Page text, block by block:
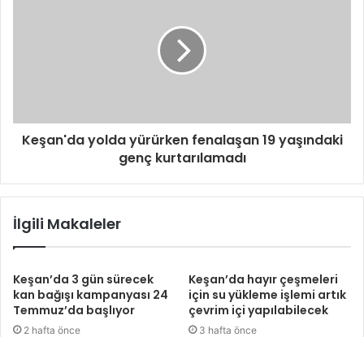
Keşan'da yolda yürürken fenalaşan 19 yaşındaki
genç kurtarılamadı
İlgili Makaleler
Keşan’da 3 gün sürecek
kan bağışı kampanyası 24
Temmuz’da başlıyor
2 hafta önce
Keşan’da hayır çeşmeleri
için su yükleme işlemi artık
çevrim içi yapılabilecek
3 hafta önce